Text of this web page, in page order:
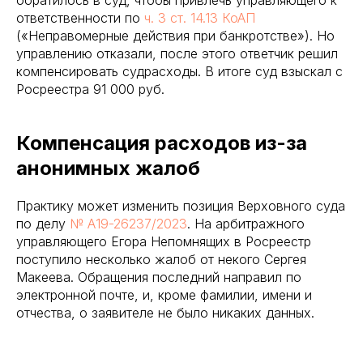
ответственности по ч. 3 ст. 14.13 КоАП
(«Неправомерные действия при банкротстве»). Но
управлению отказали, после этого ответчик решил
компенсировать судрасходы. В итоге суд взыскал с
Росреестра 91 000 руб.
Компенсация расходов из-за
анонимных жалоб
Практику может изменить позиция Верховного суда
по делу № А19-26237/2023. На арбитражного
управляющего Егора Непомнящих в Росреестр
поступило несколько жалоб от некого Сергея
Макеева. Обращения последний направил по
электронной почте, и, кроме фамилии, имени и
отчества, о заявителе не было никаких данных.